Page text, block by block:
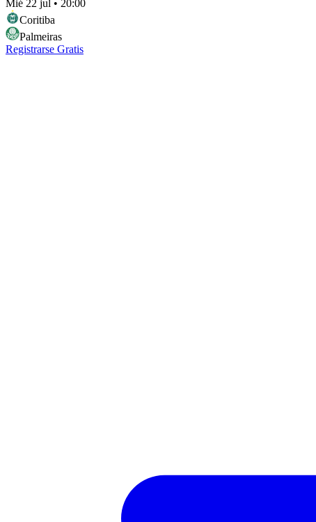
Mié 22 jul • 20:00
Coritiba
Palmeiras
Registrarse Gratis